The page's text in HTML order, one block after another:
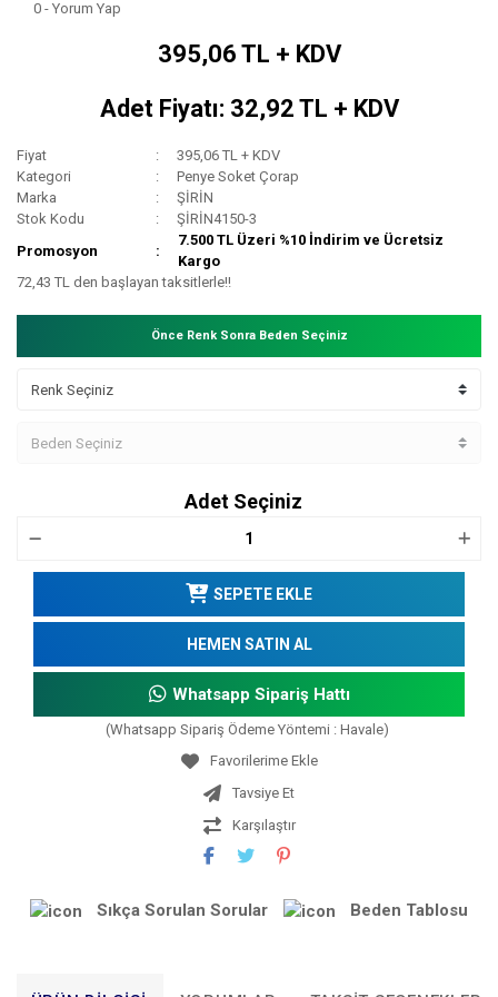
0 - Yorum Yap
395,06 TL + KDV
Adet Fiyatı: 32,92 TL + KDV
Fiyat
395,06 TL + KDV
Kategori
Penye Soket Çorap
Marka
ŞİRİN
Stok Kodu
ŞİRİN4150-3
Promosyon
7.500 TL Üzeri %10 İndirim ve Ücretsiz
Kargo
72,43 TL den başlayan taksitlerle!!
Önce Renk Sonra Beden Seçiniz
Adet Seçiniz
SEPETE EKLE
HEMEN SATIN AL
Whatsapp Sipariş Hattı
(Whatsapp Sipariş Ödeme Yöntemi : Havale)
Tavsiye Et
Karşılaştır
Sıkça Sorulan Sorular Beden Tablosu